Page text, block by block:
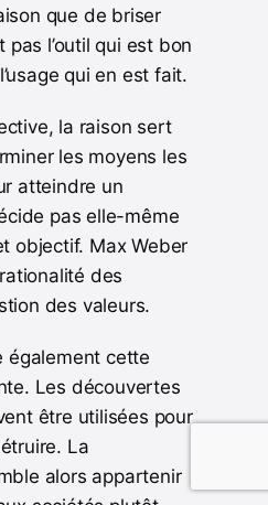
que de briser
pas l’outil qui est bon
qui en est fait.
la raison sert
les moyens les
atteindre un
pas elle-même
objectif. Max Weber
des
des valeurs.
également cette
Les découvertes
être utilisées pour
La
alors appartenir